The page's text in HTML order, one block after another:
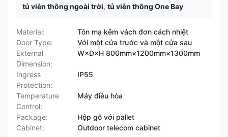
tủ viễn thông ngoài trời, tủ viễn thông One Bay
Material:
Tôn mạ kẽm vách đơn cách nhiệt
Door Type:
Với một cửa trước và một cửa sau
External
Dimension:
W×D×H 800mm×1200mm×1300mm
Ingress
Protection:
IP55
Temperature
Control:
Máy điều hòa
Package:
Hộp gỗ với pallet
Cabinet:
Outdoor telecom cabinet